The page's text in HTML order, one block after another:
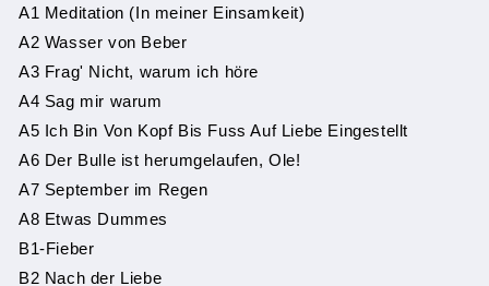
(LP)
46586
(LP)
46586
A1 Meditation (In meiner Einsamkeit)
A2 Wasser von Beber
A3 Frag' Nicht, warum ich höre
A4 Sag mir warum
A5 Ich Bin Von Kopf Bis Fuss Auf Liebe Eingestellt
A6 Der Bulle ist herumgelaufen, Ole!
A7 September im Regen
A8 Etwas Dummes
B1-Fieber
B2 Nach der Liebe